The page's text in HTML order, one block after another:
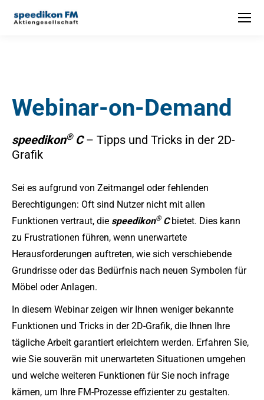
Webinar-on-Demand
speedikon® C– Tipps und Tricks in der 2D-
Grafik
Sei es aufgrund von Zeitmangel oder fehlenden
Berechtigungen: Oft sind Nutzer nicht mit allen
Funktionen vertraut, die speedikon®Cbietet. Dies kann
zu Frustrationen führen, wenn unerwartete
Herausforderungen auftreten, wie sich verschiebende
Grundrisse oder das Bedürfnis nach neuen Symbolen für
Möbel oder Anlagen.
In diesem Webinar zeigen wir Ihnen weniger bekannte
Funktionen und Tricks in der 2D-Grafik, die Ihnen Ihre
tägliche Arbeit garantiert erleichtern werden. Erfahren Sie,
wie Sie souverän mit unerwarteten Situationen umgehen
und welche weiteren Funktionen für Sie noch infrage
kämen, um Ihre FM-Prozesse effizienter zu gestalten.